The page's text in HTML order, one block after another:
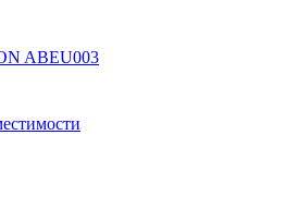
ABEU003